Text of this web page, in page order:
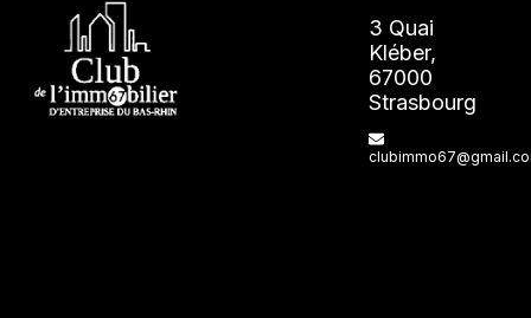
3 Quai
Kléber,
67000
Strasbourg